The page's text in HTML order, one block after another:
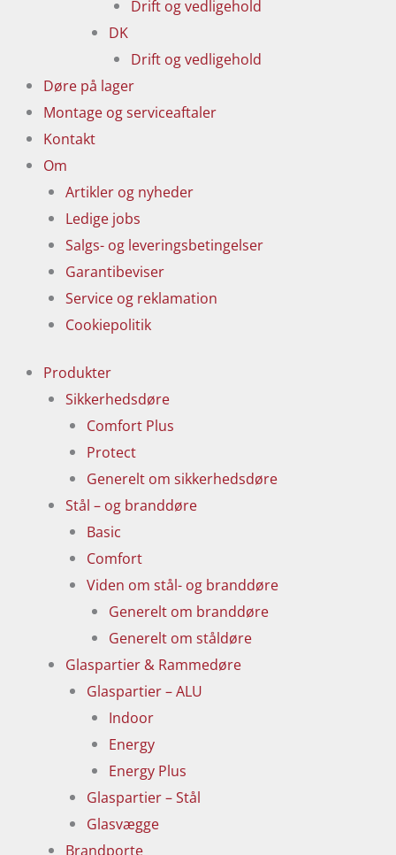
Drift og vedligehold
DK
Drift og vedligehold
Døre på lager
Montage og serviceaftaler
Kontakt
Om
Artikler og nyheder
Ledige jobs
Salgs- og leveringsbetingelser
Garantibeviser
Service og reklamation
Cookiepolitik
Produkter
Sikkerhedsdøre
Comfort Plus
Protect
Generelt om sikkerhedsdøre
Stål – og branddøre
Basic
Comfort
Viden om stål- og branddøre
Generelt om branddøre
Generelt om ståldøre
Glaspartier & Rammedøre
Glaspartier – ALU
Indoor
Energy
Energy Plus
Glaspartier – Stål
Glasvægge
Brandporte